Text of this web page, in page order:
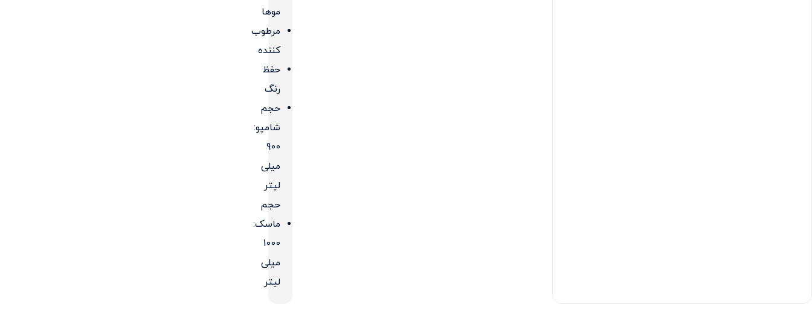
موها
مرطوب
کننده
حفظ
رنگ
حجم
شامپو:
900
میلی
لیتر
حجم
ماسک:
1000
میلی
لیتر